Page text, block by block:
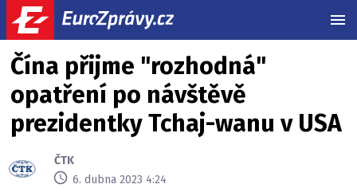
Čína přijme "rozhodná"
opatření po návštěvě
prezidentky Tchaj-wanu v USA
ČTK
6. dubna 2023 4:24